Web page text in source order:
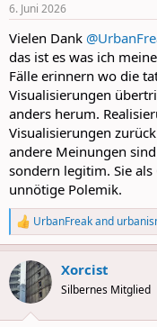
s
6. Juni 2026
Vielen Dank
das ist es was ich
Fälle erinnern wo die
Visualisierungen
anders herum.
Visualisierungen
andere Meinungen
sondern legitim. Sie
unnötige Polemik.
R
e
a
c
t
i
UrbanFreakand
Xorcist
Silbernes Mitglied